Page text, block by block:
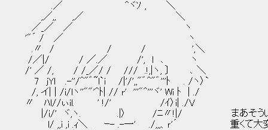
.／ ^ヾｿ , ＼
,／,, ,／ ＼
／_／ ／ ヽ
'"´ / ／ ヽ
.〃 / / / ',＼
/／|/ / ／.／ /', l ､ ヽ
/' ／ /, / /_／/ / /// .!,|ヽ, 〕 ､ ＼
7 jYl .-''/^"゛~l`i /|'/',,"゛^"゛'''ﾄ . /ヽ〉`
/, イ| | /i/lヽ''""'^ﾄ| // r' '''"^'''ヾ' Wi ﾄ | ./
〃 ﾊl//ぃil. ' !/' /ｲ〉i| ./V
|/i/' ヾ,ヽ. .|〉 /ﾆ〃!|/ まあそういうこと
l/ ,,i ,i .ｨ＼ ｰ- .-一' ./,,,、ｒ'´ 重くて大変だろう